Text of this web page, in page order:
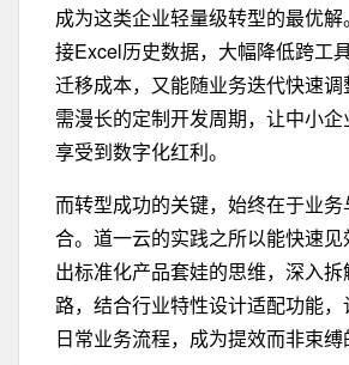
成为这类企业轻量级转型的最优
接Excel历史数据，大幅降低跨工
迁移成本，又能随业务迭代快速
需漫长的定制开发周期，让中小
享受到数字化红利。
而转型成功的关键，始终在于业
合。道一云的实践之所以能快速
出标准化产品套娃的思维，深入
路，结合行业特性设计适配功能
日常业务流程，成为提效而非束缚